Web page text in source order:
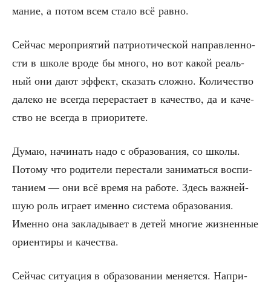
ма­ние, а потом всем ста­ло всё равно.
Сей­час меро­при­я­тий пат­ри­о­ти­че­ской направ­лен­но­
сти в шко­ле вро­де бы мно­го, но вот какой реаль­
ный они дают эффект, ска­зать слож­но. Коли­че­ство
дале­ко не все­гда пере­рас­та­ет в каче­ство, да и каче­
ство не все­гда в приоритете.
Думаю, начи­нать надо с обра­зо­ва­ния, со шко­лы.
Пото­му что роди­те­ли пере­ста­ли зани­мать­ся вос­пи­
та­ни­ем — они всё вре­мя на рабо­те. Здесь важ­ней­
шую роль игра­ет имен­но систе­ма обра­зо­ва­ния.
Имен­но она закла­ды­ва­ет в детей мно­гие жиз­нен­ные
ори­ен­ти­ры и качества.
Сей­час ситу­а­ция в обра­зо­ва­нии меня­ет­ся. Напри­